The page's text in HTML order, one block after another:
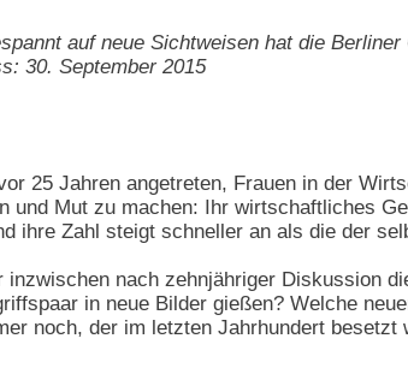
auf neue Sichtweisen hat die
30. September 2015
25 Jahren angetreten, Frauen in der
und Mut zu machen: Ihr wirtschaftliches
ihre Zahl steigt schneller an als die der
nach zehnjähriger Diskussion
in neue Bilder gießen? Welche
noch, der im letzten Jahrhundert besetzt